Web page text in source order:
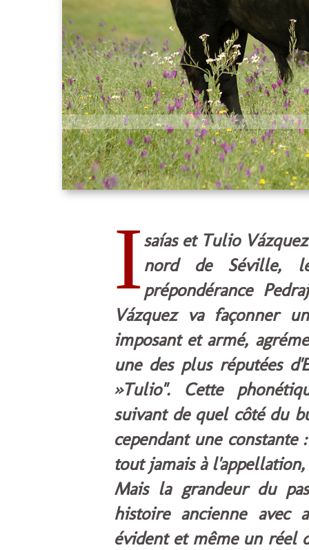
Isaías et Tulio
nord de Séville,
prépondérance
Vázquez va façonner
imposant et armé,
une des plus réputées
»Tulio". Cette
suivant de quel côté du
cependant une constante
tout jamais à
Mais la grandeur du
histoire ancienne avec
évident et même un réel